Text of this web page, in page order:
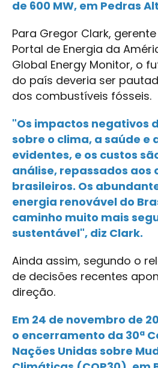
de 600 MW, em Pedras
Para Gregor Clark,
Portal de Energia da
Global Energy Monitor, o
do país deveria ser
dos combustíveis fósseis.
"Os impactos negativos
sobre o clima, a saúde e
evidentes, e os custos
análise, repassados aos
brasileiros. Os
energia renovável do
caminho muito mais
sustentável", diz Clark.
Ainda assim, segundo o
de decisões recentes
direção.
Em 24 de novembro de
o encerramento da 30ª
Nações Unidas sobre